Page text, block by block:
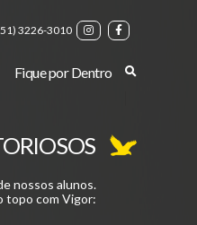
3226-3010
Fique por Dentro
nossos alunos.
topo com Vigor: